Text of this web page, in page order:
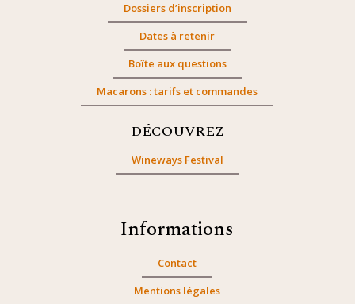
Dossiers d’inscription
Dates à retenir
Boîte aux questions
Macarons : tarifs et commandes
DÉCOUVREZ
Wineways Festival
Informations
Contact
Mentions légales